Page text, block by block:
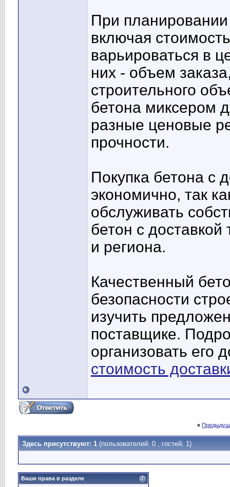
При планировании
включая
варьироваться в
них - объем
строительного
бетона миксером
разные ценовые
прочности.
Покупка бетона с
экономично, так
обслуживать
бетон с доставкой
и региона.
Качественный
безопасности
изучить
поставщике.
организовать его
стоимость
«
Здесь присутствуют: 1 (пользователей: 0 , гостей: 1)
Ваши права в разделе